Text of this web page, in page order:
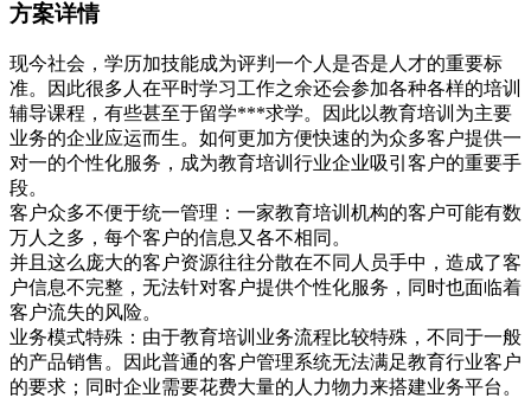
方案详情
现今社会，学历加技能成为评判一个人是否是人才的重要标
准。因此很多人在平时学习工作之余还会参加各种各样的培训
辅导课程，有些甚至于留学***求学。因此以教育培训为主要
业务的企业应运而生。如何更加方便快速的为众多客户提供一
对一的个性化服务，成为教育培训行业企业吸引客户的重要手
段。
客户众多不便于统一管理：一家教育培训机构的客户可能有数
万人之多，每个客户的信息又各不相同。
并且这么庞大的客户资源往往分散在不同人员手中，造成了客
户信息不完整，无法针对客户提供个性化服务，同时也面临着
客户流失的风险。
业务模式特殊：由于教育培训业务流程比较特殊，不同于一般
的产品销售。因此普通的客户管理系统无法满足教育行业客户
的要求；同时企业需要花费大量的人力物力来搭建业务平台。